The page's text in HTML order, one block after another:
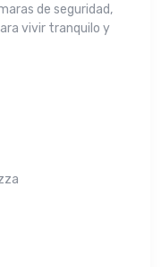
de seguridad,
vivir tranquilo y